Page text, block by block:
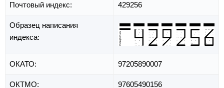
Почтовый индекс: 429256
Образец написания
индекса:
ОКАТО: 97205890007
ОКТМО: 97605490156